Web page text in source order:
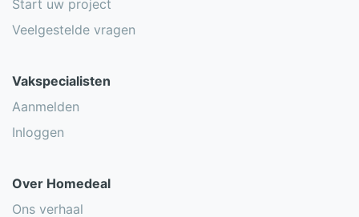
Start uw project
Veelgestelde vragen
Vakspecialisten
Aanmelden
Inloggen
Over Homedeal
Ons verhaal